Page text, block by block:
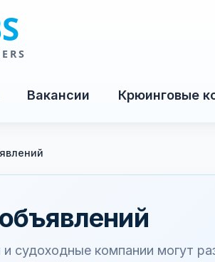
Вакансии Крюинговые
судоходные компании могут